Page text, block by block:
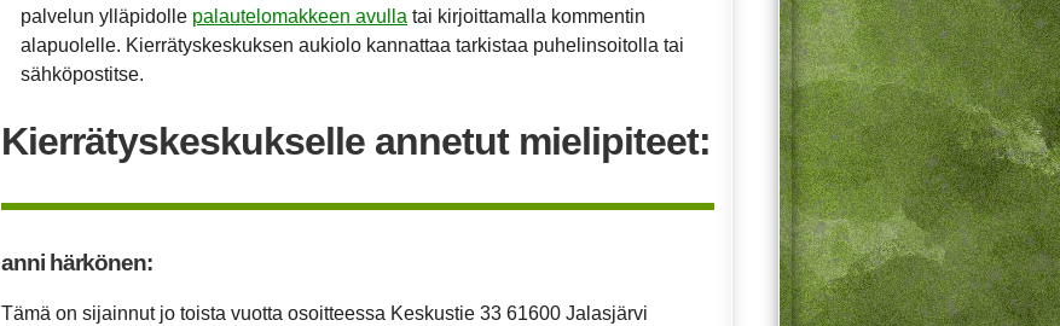
palvelun ylläpidolle palautelomakkeen avulla tai kirjoittamalla kommentin
alapuolelle. Kierrätyskeskuksen aukiolo kannattaa tarkistaa puhelinsoitolla tai
sähköpostitse.
Kierrätyskeskukselle annetut mielipiteet:
anni härkönen:
Tämä on sijainnut jo toista vuotta osoitteessa Keskustie 33 61600 Jalasjärvi